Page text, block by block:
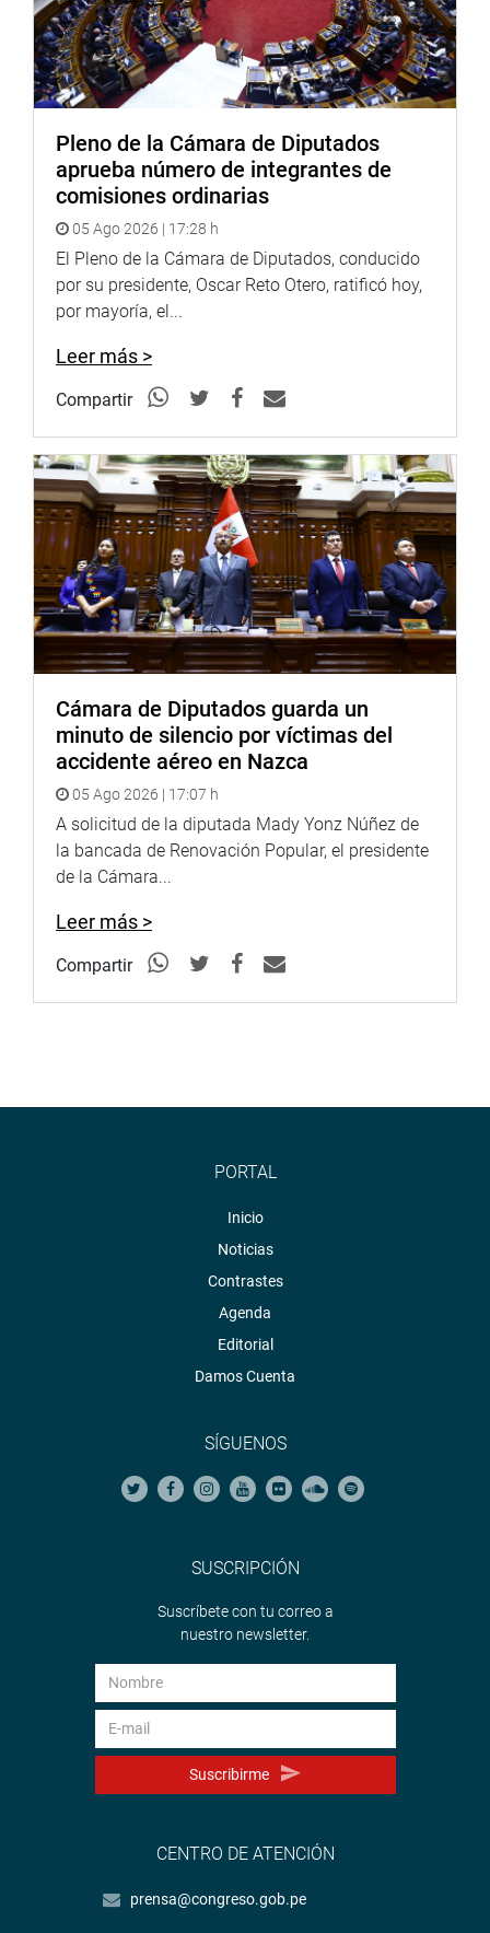
Pleno de la Cámara de Diputados
aprueba número de integrantes de
comisiones ordinarias
05 Ago 2026 | 17:28 h
El Pleno de la Cámara de Diputados, conducido
por su presidente, Oscar Reto Otero, ratificó hoy,
por mayoría, el...
Leer más >
Compartir
Cámara de Diputados guarda un
minuto de silencio por víctimas del
accidente aéreo en Nazca
05 Ago 2026 | 17:07 h
A solicitud de la diputada Mady Yonz Núñez de
la bancada de Renovación Popular, el presidente
de la Cámara...
Leer más >
Compartir
PORTAL
Inicio
Noticias
Contrastes
Agenda
Editorial
Damos Cuenta
SÍGUENOS
SUSCRIPCIÓN
Suscríbete con tu correo a
nuestro newsletter.
Suscribirme
CENTRO DE ATENCIÓN
prensa@congreso.gob.pe